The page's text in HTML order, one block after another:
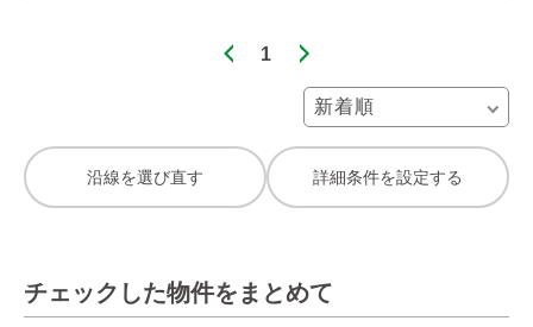
1
沿線を選び直す 詳細条件を設定する
チェックした物件をまとめて